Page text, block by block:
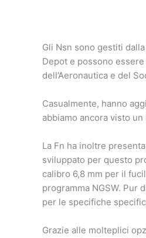
Gli Nsn sono gestiti
Depot e possono
dell’Aeronautica e del
Casualmente, hanno
abbiamo ancora visto
La Fn ha inoltre
sviluppato per questo
calibro 6,8 mm per il
programma NGSW. Pur
per le specifiche
Grazie alle molteplici